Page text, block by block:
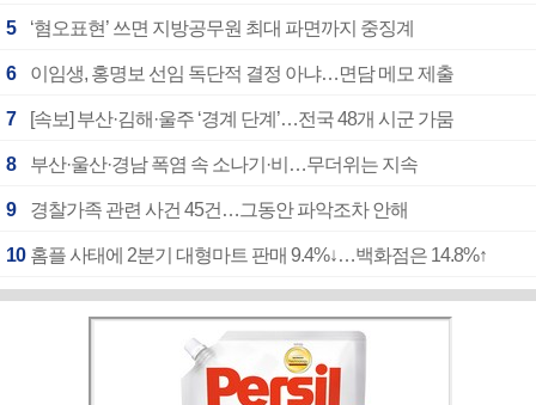
5 ‘혐오표현’ 쓰면 지방공무원 최대 파면까지 중징계
6 이임생, 홍명보 선임 독단적 결정 아냐…면담 메모 제출
7 [속보] 부산·김해·울주 ‘경계 단계’…전국 48개 시군 가뭄
8 부산·울산·경남 폭염 속 소나기·비…무더위는 지속
9 경찰가족 관련 사건 45건…그동안 파악조차 안해
10 홈플 사태에 2분기 대형마트 판매 9.4%↓…백화점은 14.8%↑